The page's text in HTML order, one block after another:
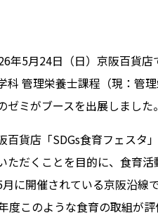
年5月24日（日）京阪百貨
科 管理栄養士課程（現：管
ゼミがブースを出展しました。
百貨店「SDGs食育フェスタ
ただくことを目的に、食育
に開催されている京阪沿線
度このような食育の取組が